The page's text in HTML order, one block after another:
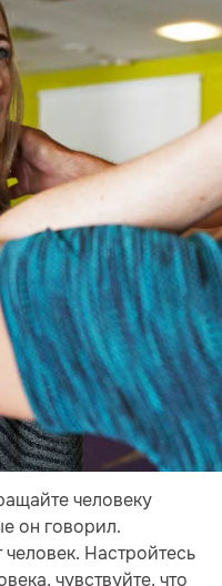
человеку
он говорил.
Настройтесь
чувствуйте, что